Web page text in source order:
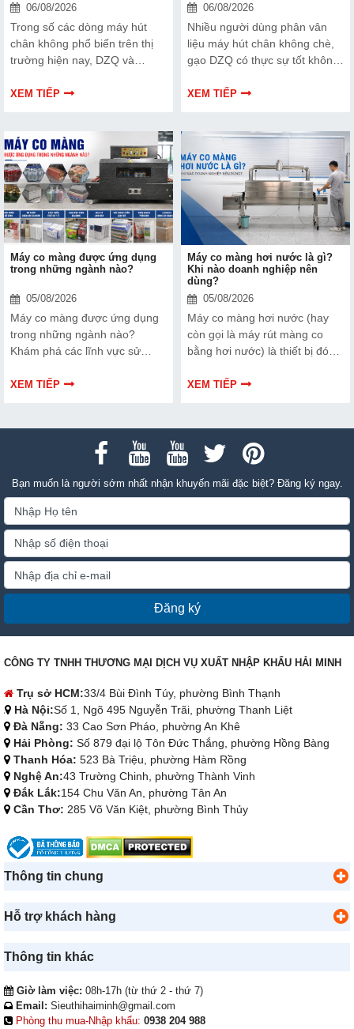
06/08/2026
Trong số các dòng máy hút
chân không phổ biến trên thị
trường hiện nay, DZQ và
nhiều người quan tâm. Vậy
không hải sản? Cùng Hải Minh
phân tích chi tiết trong bài viết
này nhé!
XEM TIẾP
06/08/2026
Nhiều người dùng phân vân
liệu máy hút chân không chè,
gạo DZQ có thực sự tốt không
đầu tư hiện nay? cùng Hải
XEM TIẾP
Máy co màng được ứng dụng
trong những ngành nào?
05/08/2026
Máy co màng được ứng dụng
trong những ngành nào?
Khám phá các lĩnh vực sử
hiện nay và cách lựa chọn thiết
XEM TIẾP
Máy co màng hơi nước là gì?
Khi nào doanh nghiệp nên
dùng?
05/08/2026
Máy co màng hơi nước (hay
còn gọi là máy rút màng co
bằng hơi nước) là thiết bị đóng
suất và nhiệt lượng từ hơi
POF) bọc xung quanh sản
phẩm
XEM TIẾP
Bạn muốn là người sớm nhất nhận khuyến mãi đặc biệt? Đăng ký ngay.
Đăng ký
CÔNG TY TNHH THƯƠNG MẠI DỊCH VỤ XUẤT NHẬP KHẨU HẢI MINH
Trụ sở HCM:33/4 Bùi Đình Túy, phường Bình Thạnh
Hà Nội:Số 1, Ngõ 495 Nguyễn Trãi, phường Thanh Liệt
Đà Nẵng: 33 Cao Sơn Pháo, phường An Khê
Hải Phòng: Số 879 đại lộ Tôn Đức Thắng, phường Hồng Bàng
Thanh Hóa: 523 Bà Triệu, phường Hàm Rồng
Nghệ An:43 Trường Chinh, phường Thành Vinh
Đắk Lắk:154 Chu Văn An, phường Tân An
Cần Thơ: 285 Võ Văn Kiệt, phường Bình Thủy
Thông tin chung
Hỗ trợ khách hàng
Thông tin khác
Giờ làm việc: 08h-17h (từ thứ 2 - thứ 7)
Email: Sieuthihaiminh@gmail.com
Phòng thu mua-Nhập khẩu: 0938 204 988